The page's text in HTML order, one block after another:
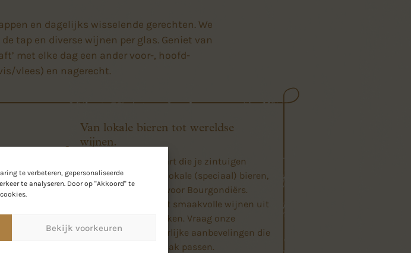
te verbeteren, gepersonaliseerde
te analyseren. Door op "Akkoord" te
Bekijk voorkeuren
en dagelijks wisselende gerechten. We
de tap en diverse wijnen per glas. Geniet van
met elke dag een ander voor-, hoofd-
vlees) en nagerecht.
Van lokale bieren tot wereldse
wijnen.
Een bier- en wijnkaart die je zintuigen
prikkelt. Geniet van lokale (speciaal) bieren,
gebrouwen door en voor Bourgondiërs.
Onze wijnkaart biedt smaakvolle wijnen uit
de bekende wijnstreken. Vraag onze
specialisten om heerlijke aanbevelingen die
perfect bij jouw smaak passen.